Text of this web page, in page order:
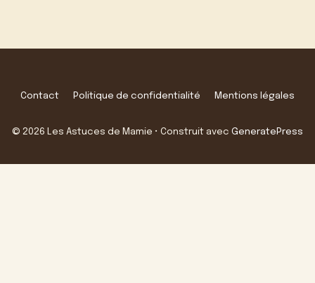
Contact Politique de confidentialité Mentions légales
© 2026 Les Astuces de Mamie • Construit avec GeneratePress